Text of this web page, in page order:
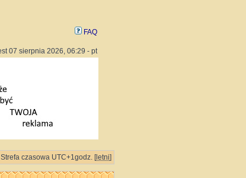
FAQ
07 sierpnia 2026, 06:29 - pt
Strefa czasowa UTC+1godz. [letni]